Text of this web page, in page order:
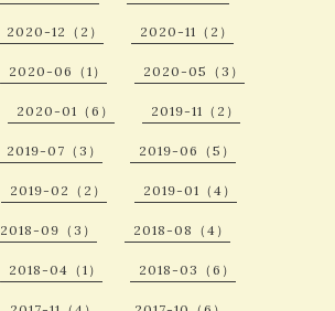
2020-12（2） 2020-11（2）
2020-06（1） 2020-05（3）
2020-01（6） 2019-11（2）
2019-07（3） 2019-06（5）
2019-02（2） 2019-01（4）
2018-09（3） 2018-08（4）
2018-04（1） 2018-03（6）